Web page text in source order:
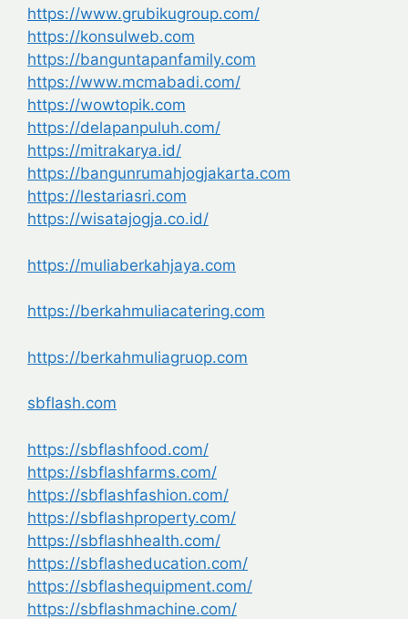
https://www.grubikugroup.com/
https://konsulweb.com
https://banguntapanfamily.com
https://www.mcmabadi.com/
https://wowtopik.com
https://delapanpuluh.com/
https://mitrakarya.id/
https://bangunrumahjogjakarta.com
https://lestariasri.com
https://wisatajogja.co.id/
https://muliaberkahjaya.com
https://berkahmuliacatering.com
https://berkahmuliagruop.com
sbflash.com
https://sbflashfood.com/
https://sbflashfarms.com/
https://sbflashfashion.com/
https://sbflashproperty.com/
https://sbflashhealth.com/
https://sbflasheducation.com/
https://sbflashequipment.com/
https://sbflashmachine.com/